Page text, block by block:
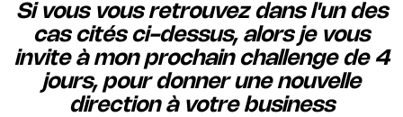
Si vous vous retrouvez dans l'un des
cas cités ci-dessus, alors je vous
invite à mon prochain challenge de 4
jours, pour donner une nouvelle
direction à votre business